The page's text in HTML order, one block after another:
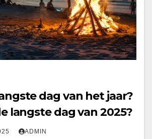
dag van het jaar?
langste dag van 2025?
ADMIN